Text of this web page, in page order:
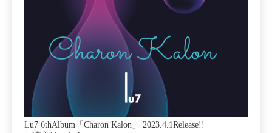
Lu7 6thAlbum「Charon Kalon」 2023.4.1Release!!